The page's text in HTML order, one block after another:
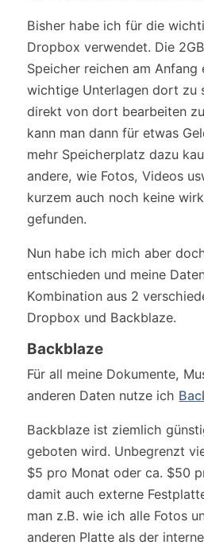
Bisher habe ich für die
Dropbox verwendet. Die
Speicher reichen am Anfang
wichtige Unterlagen dort zu
direkt von dort bearbeiten
kann man dann für etwas
mehr Speicherplatz dazu
andere, wie Fotos, Videos
kurzem auch noch keine
gefunden.
Nun habe ich mich aber
entschieden und meine
Kombination aus 2
Dropbox und Backblaze.
Backblaze
Für all meine Dokumente,
anderen Daten nutze ich
Backblaze ist ziemlich
geboten wird. Unbegrenzt
$5 pro Monat oder ca. $50
damit auch externe
man z.B. wie ich alle Fotos
anderen Platte als der